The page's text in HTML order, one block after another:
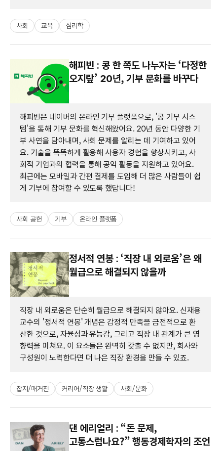
사회 교육 심리학
해피빈 : 콩 한 쪽도 나누자는 ‘다정한
오지랖’ 20년, 기부 문화를 바꾸다
해피빈은 네이버의 온라인 기부 플랫폼으로, '콩 기부 시스
템'을 통해 기부 문화를 혁신해왔어요. 20년 동안 다양한 기
부 사연을 담아내며, 사회 문제를 알리는 데 기여하고 있어
요. 기술을 똑똑하게 활용해 사용자 경험을 향상시키고, 사
회적 기업과의 협력을 통해 공익 활동을 지원하고 있어요.
최근에는 모바일과 간편 결제를 도입해 더 많은 사람들이 쉽
게 기부에 참여할 수 있도록 했답니다!
사회 공헌 기부 온라인 플랫폼
정서적 연봉 : ‘직장 내 외로움’은 왜
월급으로 해결되지 않을까
직장 내 외로움은 단순히 월급으로 해결되지 않아요. 신재용
교수의 '정서적 연봉' 개념은 감정적 만족을 금전적으로 환
산한 것으로, 자율성과 유능감, 그리고 직장 내 관계가 큰 영
향력을 미쳐요. 이 요소들은 완벽히 갖출 수 없지만, 회사와
구성원이 노력한다면 더 나은 직장 환경을 만들 수 있죠.
잡지/매거진 커리어/직장 생활 사회/문화
댄 에리얼리 : “돈 문제,
고통스럽나요?” 행동경제학자의 조언